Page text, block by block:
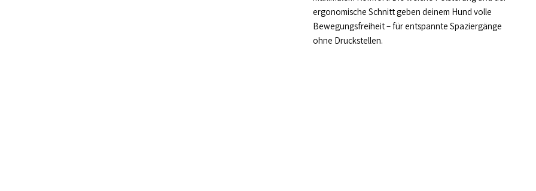
ergonomische Schnitt geben deinem Hund volle
Bewegungsfreiheit – für entspannte Spaziergänge
ohne Druckstellen.